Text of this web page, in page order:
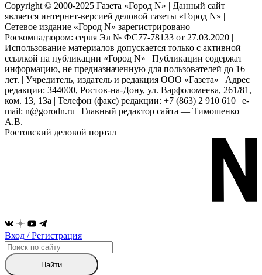
Copyright © 2000-2025 Газета «Город N» | Данный сайт
является интернет-версией деловой газеты «Город N» |
Сетевое издание «Город N» зарегистрировано
Роскомнадзором: серuя Эл № ФС77-78133 от 27.03.2020 |
Использование материалов допускается только с активной
ссылкой на публикации «Город N» | Публикации содержат
информацию, не предназначенную для пользователей до 16
лет. | Учредитель, издатель и редакция ООО «Газета» | Адрес
редакции: 344000, Ростов-на-Дону, ул. Варфоломеева, 261/81,
ком. 13, 13а | Телефон (факс) редакции: +7 (863) 2 910 610 | e-
mail: n@gorodn.ru | Главный редактор сайта — Тимошенко
А.В.
Ростовский деловой портал
Вход / Регистрация
Найти